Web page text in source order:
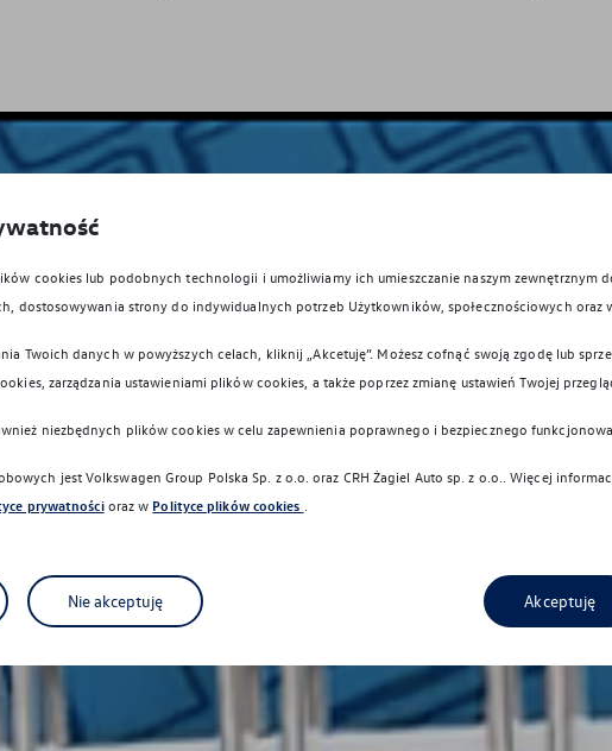
cookies lub podobnych technologii i umożliwiamy ich umieszczanie naszym zewnętrznym
dostosowywania strony do indywidualnych potrzeb Użytkowników, społecznościowych oraz
Twoich danych w powyższych celach, kliknij „Akcetuję”. Możesz cofnąć swoją zgodę lub
zarządzania ustawieniami plików cookies, a także poprzez zmianę ustawień Twojej
niezbędnych plików cookies w celu zapewnienia poprawnego i bezpiecznego
jest Volkswagen Group Polska Sp. z o.o. oraz CRH Żagiel Auto sp. z o.o.. Więcej
prywatnościoraz w Polityce plików cookies .
Nie akceptuję Akceptuję